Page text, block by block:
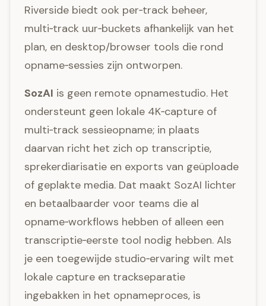
Riverside biedt ook per‑track beheer,
multi‑track uur‑buckets afhankelijk van het
plan, en desktop/browser tools die rond
opname‑sessies zijn ontworpen.
SozAI is geen remote opnamestudio. Het
ondersteunt geen lokale 4K‑capture of
multi‑track sessieopname; in plaats
daarvan richt het zich op transcriptie,
sprekerdiarisatie en exports van geüploade
of geplakte media. Dat maakt SozAI lichter
en betaalbaarder voor teams die al
opname‑workflows hebben of alleen een
transcriptie‑eerste tool nodig hebben. Als
je een toegewijde studio‑ervaring wilt met
lokale capture en trackseparatie
ingebakken in het opnameproces, is